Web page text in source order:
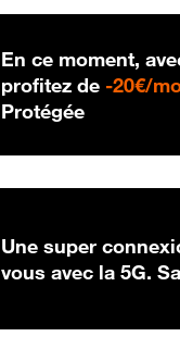
En ce moment,
profitez de -20€/
Protégée
Une super
vous avec la 5G.